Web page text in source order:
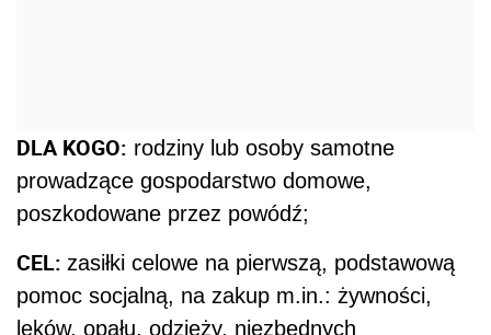
DLA KOGO: rodziny lub osoby samotne
prowadzące gospodarstwo domowe,
poszkodowane przez powódź;
CEL: zasiłki celowe na pierwszą, podstawową
pomoc socjalną, na zakup m.in.: żywności,
leków, opału, odzieży, niezbędnych